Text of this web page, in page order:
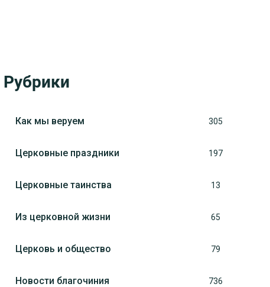
Рубрики
Как мы веруем 305
Церковные праздники 197
Церковные таинства 13
Из церковной жизни 65
Церковь и общество 79
Новости благочиния 736